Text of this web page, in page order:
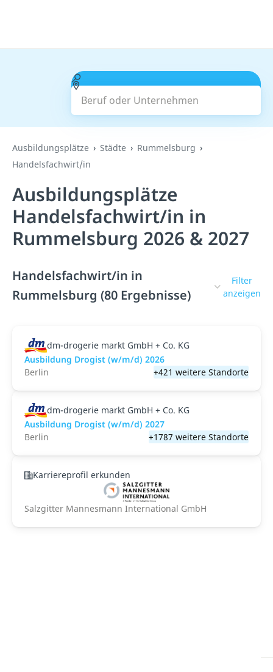
Beruf oder Unternehmen
Suchen
Ausbildungsplätze Städte
Rummelsburg
Handelsfachwirt/in
Ausbildungsplätze
Handelsfachwirt/in in
Rummelsburg 2026 & 2027
Handelsfachwirt/in in
Rummelsburg (80 Ergebnisse)
Filter
anzeigen
dm-drogerie markt GmbH + Co. KG
Ausbildung Drogist (w/m/d) 2026
Berlin
+421 weitere Standorte
dm-drogerie markt GmbH + Co. KG
Ausbildung Drogist (w/m/d) 2027
Berlin
+1787 weitere Standorte
Karriereprofil erkunden
Salzgitter Mannesmann International GmbH